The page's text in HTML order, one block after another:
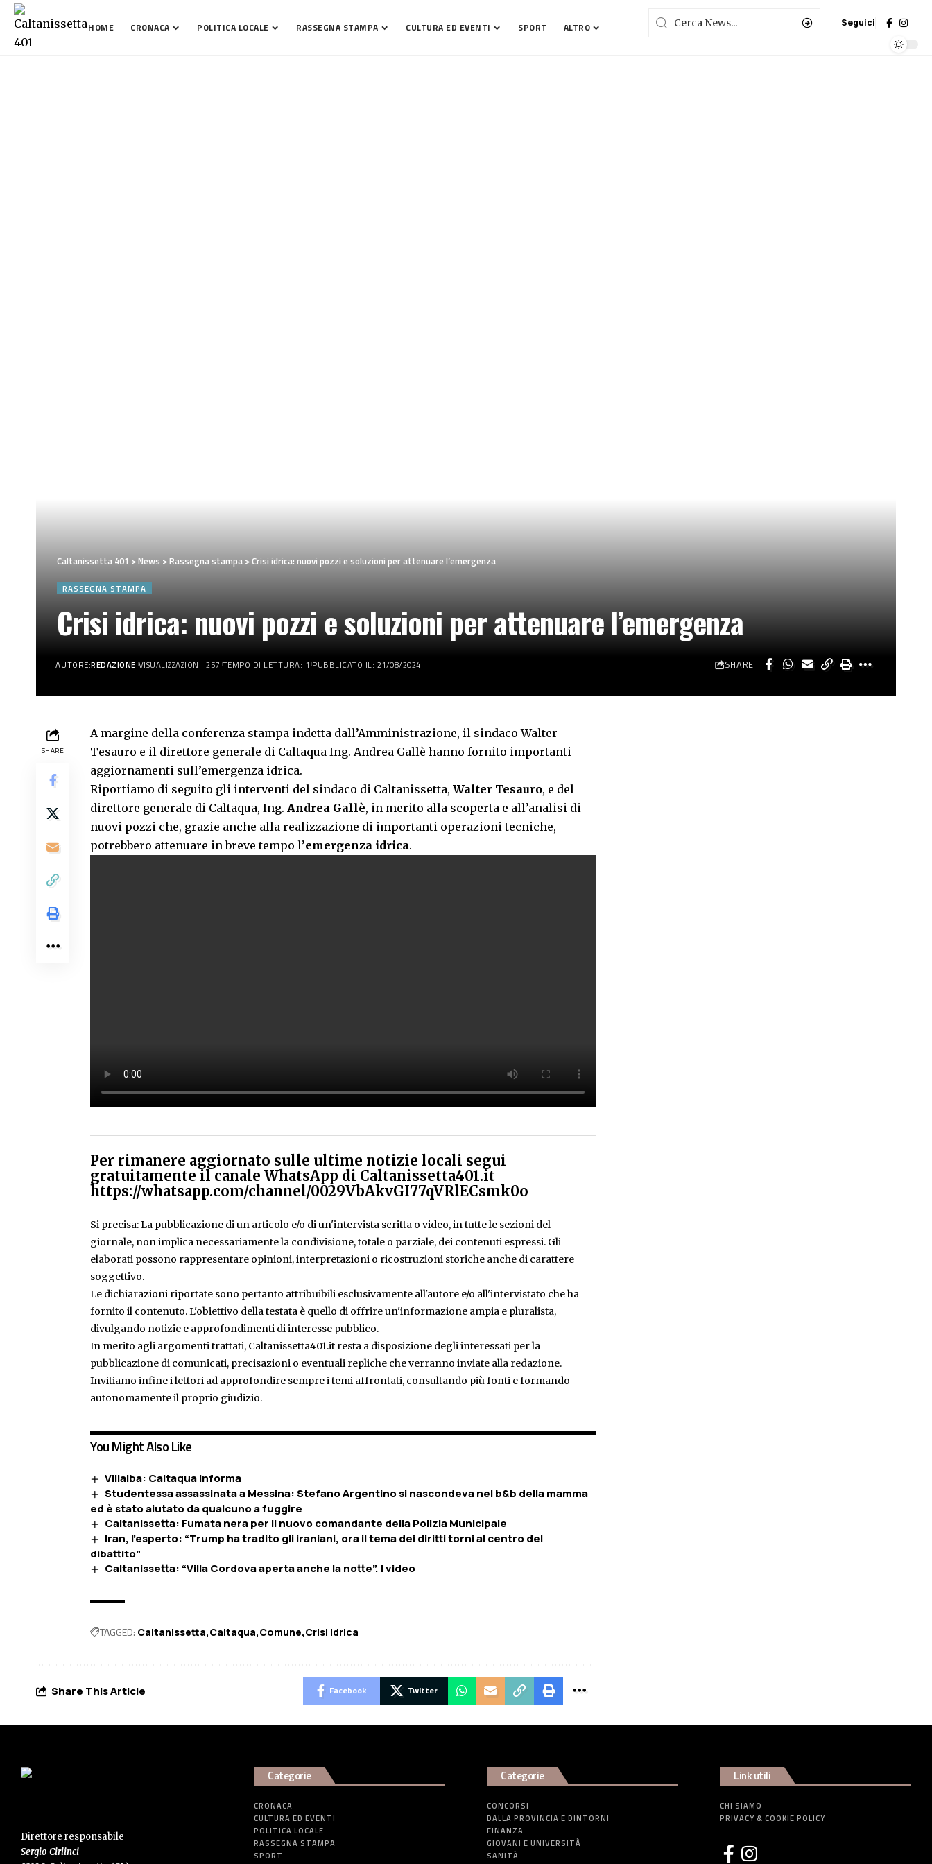
HOME CRONACA POLITICA LOCALE RASSEGNA STAMPA CULTURA ED EVENTI SPORT ALTRO Seguici
Caltanissetta 401 >News >Rassegna stampa >Crisi idrica: nuovi pozzi e soluzioni per attenuare l’emergenza
RASSEGNA STAMPA
Crisi idrica: nuovi pozzi e soluzioni per attenuare l’emergenza
AUTORE:REDAZIONE VISUALIZZAZIONI: 257 TEMPO DI LETTURA: 1 PUBBLICATO IL: 21/08/2024 SHARE
SHARE
A margine della conferenza stampa indetta dall’Amministrazione, il sindaco Walter
Tesauro e il direttore generale di Caltaqua Ing. Andrea Gallè hanno fornito importanti
aggiornamenti sull’emergenza idrica.
Riportiamo di seguito gli interventi del sindaco di Caltanissetta, Walter Tesauro, e del
direttore generale di Caltaqua, Ing. Andrea Gallè, in merito alla scoperta e all’analisi di
nuovi pozzi che, grazie anche alla realizzazione di importanti operazioni tecniche,
potrebbero attenuare in breve tempo l’emergenza idrica.
Per rimanere aggiornato sulle ultime notizie locali segui
gratuitamente il canale WhatsApp di Caltanissetta401.it
https://whatsapp.com/channel/0029VbAkvGI77qVRlECsmk0o
Si precisa: La pubblicazione di un articolo e/o di un'intervista scritta o video, in tutte le sezioni del
giornale, non implica necessariamente la condivisione, totale o parziale, dei contenuti espressi. Gli
elaborati possono rappresentare opinioni, interpretazioni o ricostruzioni storiche anche di carattere
soggettivo.
Le dichiarazioni riportate sono pertanto attribuibili esclusivamente all'autore e/o all'intervistato che ha
fornito il contenuto. L'obiettivo della testata è quello di offrire un'informazione ampia e pluralista,
divulgando notizie e approfondimenti di interesse pubblico.
In merito agli argomenti trattati, Caltanissetta401.it resta a disposizione degli interessati per la
pubblicazione di comunicati, precisazioni o eventuali repliche che verranno inviate alla redazione.
Invitiamo infine i lettori ad approfondire sempre i temi affrontati, consultando più fonti e formando
autonomamente il proprio giudizio.
You Might Also Like
Villalba: Caltaqua informa
Studentessa assassinata a Messina: Stefano Argentino si nascondeva nel b&b della mamma
ed è stato aiutato da qualcuno a fuggire
Caltanissetta: Fumata nera per il nuovo comandante della Polizia Municipale
Iran, l’esperto: “Trump ha tradito gli iraniani, ora il tema dei diritti torni al centro del
dibattito”
Caltanissetta: “Villa Cordova aperta anche la notte”. I video
TAGGED: Caltanissetta Caltaqua Comune Crisi idrica
Share This Article Facebook Twitter
Direttore responsabile
Sergio Cirlinci
Categorie
CRONACA
CULTURA ED EVENTI
POLITICA LOCALE
RASSEGNA STAMPA
SPORT
Categorie
CONCORSI
DALLA PROVINCIA E DINTORNI
FINANZA
GIOVANI E UNIVERSITÀ
SANITÀ
Link utili
CHI SIAMO
PRIVACY & COOKIE POLICY